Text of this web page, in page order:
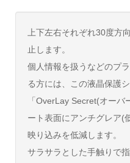
上下左右それぞれ30度方
止します。
個人情報を扱うなどのプ
る方には、この液晶保護
「OverLay Secret(オー
ート表面にアンチグレア(
映り込みを低減します。
サラサラとした手触りで